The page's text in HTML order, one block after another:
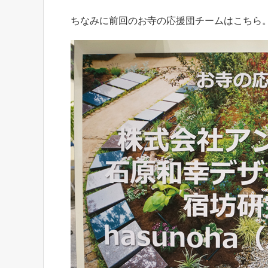
ちなみに前回のお寺の応援団チームはこちら